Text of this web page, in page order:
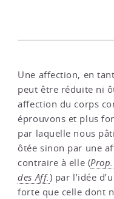
Une affection, en
peut être réduite ni
affection du corps
éprouvons et plus
par laquelle nous
ôtée sinon par une
contraire à elle (
des Aff.) par l’idée
forte que celle dont